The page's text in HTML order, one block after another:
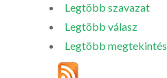
Legtöbb szavazat
Legtöbb válasz
Legtöbb megtekintés